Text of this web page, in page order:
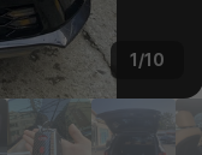
1/10